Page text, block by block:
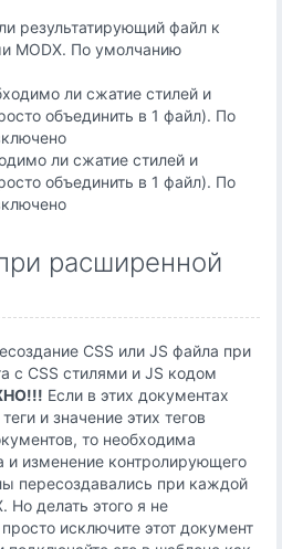
результатирующий файл к
MODX. По умолчанию
ли сжатие стилей и
объединить в 1 файл). По
ли сжатие стилей и
объединить в 1 файл). По
расширенной
CSS или JS файла при
с CSS стилями и JS кодом
Если в этих документах
и значение этих тегов
то необходима
и изменение контролирующего
пересоздавались при каждой
Но делать этого я не
исключите этот документ